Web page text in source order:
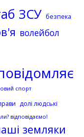
ЗСУ безпека
волейбол
спорт
долі людські
відповідаємо!
земляки